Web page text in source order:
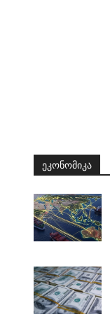
ᲔᲙᲝᲜᲝᲛᲘᲙᲐ